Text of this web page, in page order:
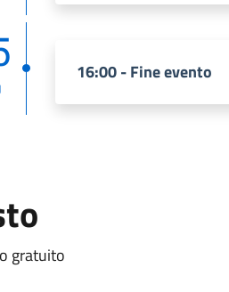
16:00 - Fine evento
gratuito